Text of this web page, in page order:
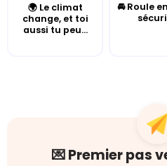
🌍 Le climat
change, et toi
aussi tu peu...
🚘 Roule
💌 Premier pas